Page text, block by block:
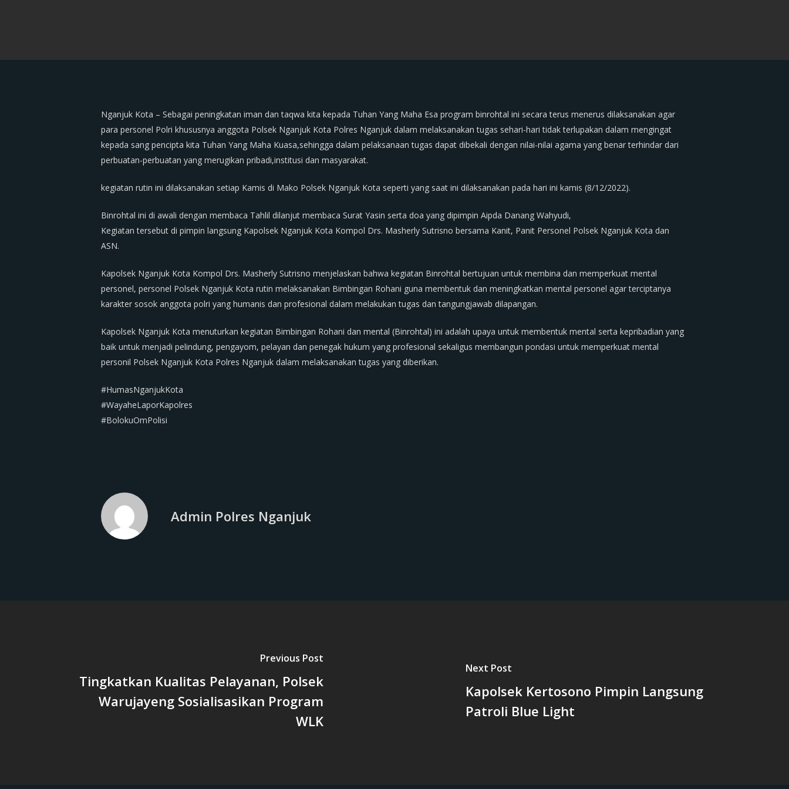
Nganjuk Kota – Sebagai peningkatan iman dan taqwa kita kepada Tuhan Yang Maha Esa program binrohtal ini secara terus menerus dilaksanakan agar
para personel Polri khususnya anggota Polsek Nganjuk Kota Polres Nganjuk dalam melaksanakan tugas sehari-hari tidak terlupakan dalam mengingat
kepada sang pencipta kita Tuhan Yang Maha Kuasa,sehingga dalam pelaksanaan tugas dapat dibekali dengan nilai-nilai agama yang benar terhindar dari
perbuatan-perbuatan yang merugikan pribadi,institusi dan masyarakat.
kegiatan rutin ini dilaksanakan setiap Kamis di Mako Polsek Nganjuk Kota seperti yang saat ini dilaksanakan pada hari ini kamis (8/12/2022).
Binrohtal ini di awali dengan membaca Tahlil dilanjut membaca Surat Yasin serta doa yang dipimpin Aipda Danang Wahyudi,
Kegiatan tersebut di pimpin langsung Kapolsek Nganjuk Kota Kompol Drs. Masherly Sutrisno bersama Kanit, Panit Personel Polsek Nganjuk Kota dan
ASN.
Kapolsek Nganjuk Kota Kompol Drs. Masherly Sutrisno menjelaskan bahwa kegiatan Binrohtal bertujuan untuk membina dan memperkuat mental
personel, personel Polsek Nganjuk Kota rutin melaksanakan Bimbingan Rohani guna membentuk dan meningkatkan mental personel agar terciptanya
karakter sosok anggota polri yang humanis dan profesional dalam melakukan tugas dan tangungjawab dilapangan.
Kapolsek Nganjuk Kota menuturkan kegiatan Bimbingan Rohani dan mental (Binrohtal) ini adalah upaya untuk membentuk mental serta kepribadian yang
baik untuk menjadi pelindung, pengayom, pelayan dan penegak hukum yang profesional sekaligus membangun pondasi untuk memperkuat mental
personil Polsek Nganjuk Kota Polres Nganjuk dalam melaksanakan tugas yang diberikan.
#HumasNganjukKota
#WayaheLaporKapolres
#BolokuOmPolisi
Admin Polres Nganjuk
Previous Post
Tingkatkan Kualitas Pelayanan, Polsek
Warujayeng Sosialisasikan Program
WLK
Next Post
Kapolsek Kertosono Pimpin Langsung
Patroli Blue Light